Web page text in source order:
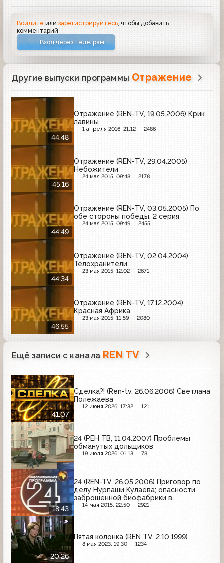
Войдите илизарегистрируйтесь , чтобы добавить
комментарий
Вход через Телеграм
Другие выпуски программы Отражение
44:48
Отражение (REN-TV, 19.05.2006) Крик
лавины
1 апреля 2016, 21:12 2486
45:16
Отражение (REN-TV, 29.04.2005)
Небожители
24 мая 2015, 09:48 2178
44:49
Отражение (REN-TV, 03.05.2005) По
обе стороны победы. 2 серия
24 мая 2015, 09:49 2455
44:34
Отражение (REN-TV, 02.04.2004)
Телохранители
23 мая 2015, 12:02 2671
46:55
Отражение (REN-TV, 17.12.2004)
Красная Африка
23 мая 2015, 11:59 2080
Ещё записи с канала REN TV
41:07
Сделка?! (Ren-tv, 26.06.2006) Светлана
Полежаева
12 июня 2026, 17:32 121
24 (РЕН ТВ, 11.04.2007) Проблемы
обманутых дольщиков
19 июля 2026, 01:13 78
18:43
24 (REN-TV, 26.05.2006) Приговор по
делу Нурпаши Кулаева; опасности
заброшенной биофабрики в
Краснодаре; выставка Роберто
14 мая 2015, 22:50 2921
20:26
Пятая колонка (REN TV, 2.10.1999)
8 мая 2023, 19:30 1234